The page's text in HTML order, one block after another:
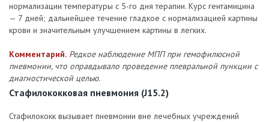
нормализации температуры с 5-го дня терапии. Курс гентамицина
— 7 дней; дальнейшее течение гладкое с нормализацией картины
крови и значительным улучшением картины в легких.
Комментарий. Редкое наблюдение МПП при гемофилюсной
пневмонии, что оправдывало проведение плевральной пункции с
диагностической целью.
Стафилококковая пневмония (J15.2)
Стафилококк вызывает пневмонии вне лечебных учреждений